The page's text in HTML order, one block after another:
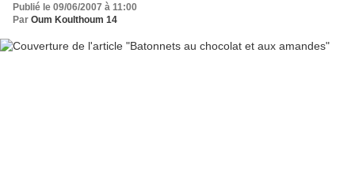
Publié le 09/06/2007 à 11:00
Par Oum Koulthoum 14